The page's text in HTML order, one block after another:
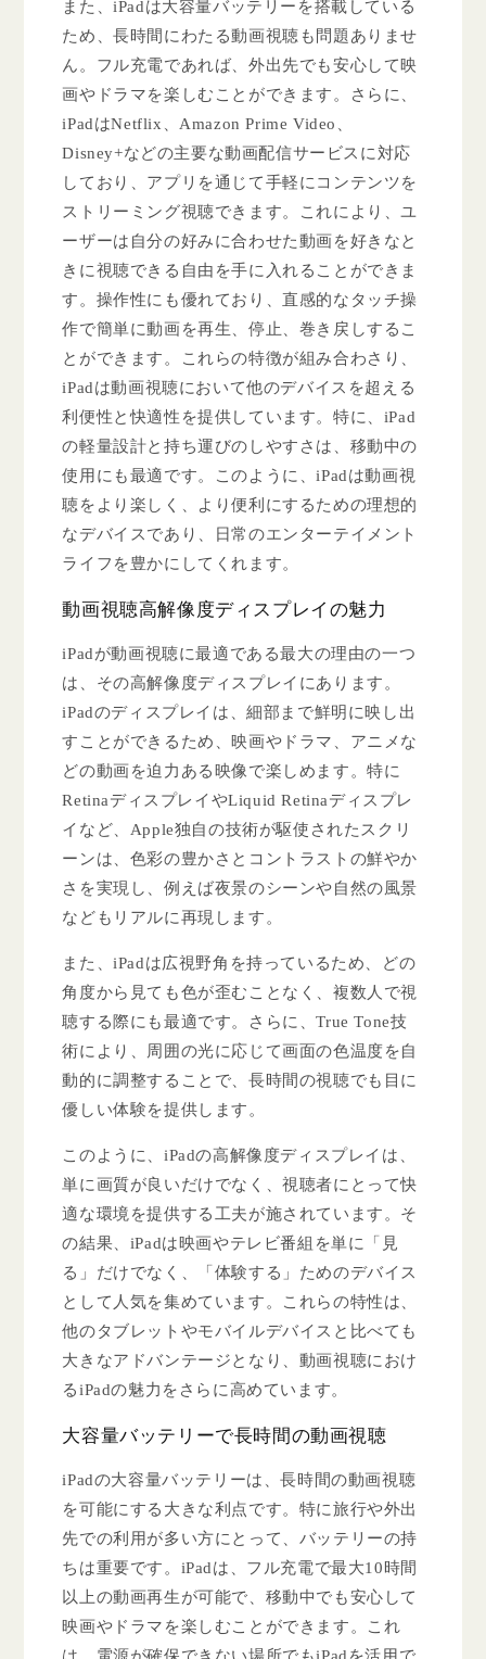
また、iPadは大容量バッテリーを搭載している
ため、長時間にわたる動画視聴も問題ありませ
ん。フル充電であれば、外出先でも安心して映
画やドラマを楽しむことができます。さらに、
iPadはNetflix、Amazon Prime Video、
Disney+などの主要な動画配信サービスに対応
しており、アプリを通じて手軽にコンテンツを
ストリーミング視聴できます。これにより、ユ
ーザーは自分の好みに合わせた動画を好きなと
きに視聴できる自由を手に入れることができま
す。操作性にも優れており、直感的なタッチ操
作で簡単に動画を再生、停止、巻き戻しするこ
とができます。これらの特徴が組み合わさり、
iPadは動画視聴において他のデバイスを超える
利便性と快適性を提供しています。特に、iPad
の軽量設計と持ち運びのしやすさは、移動中の
使用にも最適です。このように、iPadは動画視
聴をより楽しく、より便利にするための理想的
なデバイスであり、日常のエンターテイメント
ライフを豊かにしてくれます。
動画視聴高解像度ディスプレイの魅力
iPadが動画視聴に最適である最大の理由の一つ
は、その高解像度ディスプレイにあります。
iPadのディスプレイは、細部まで鮮明に映し出
すことができるため、映画やドラマ、アニメな
どの動画を迫力ある映像で楽しめます。特に
RetinaディスプレイやLiquid Retinaディスプレ
イなど、Apple独自の技術が駆使されたスクリ
ーンは、色彩の豊かさとコントラストの鮮やか
さを実現し、例えば夜景のシーンや自然の風景
などもリアルに再現します。
また、iPadは広視野角を持っているため、どの
角度から見ても色が歪むことなく、複数人で視
聴する際にも最適です。さらに、True Tone技
術により、周囲の光に応じて画面の色温度を自
動的に調整することで、長時間の視聴でも目に
優しい体験を提供します。
このように、iPadの高解像度ディスプレイは、
単に画質が良いだけでなく、視聴者にとって快
適な環境を提供する工夫が施されています。そ
の結果、iPadは映画やテレビ番組を単に「見
る」だけでなく、「体験する」ためのデバイス
として人気を集めています。これらの特性は、
他のタブレットやモバイルデバイスと比べても
大きなアドバンテージとなり、動画視聴におけ
るiPadの魅力をさらに高めています。
大容量バッテリーで長時間の動画視聴
iPadの大容量バッテリーは、長時間の動画視聴
を可能にする大きな利点です。特に旅行や外出
先での利用が多い方にとって、バッテリーの持
ちは重要です。iPadは、フル充電で最大10時間
以上の動画再生が可能で、移動中でも安心して
映画やドラマを楽しむことができます。これ